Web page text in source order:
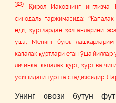
329 Қирол Иаковнинг инглизча
синодаль таржимасида: “Капалак
еди, қуртлардан қолганларини
ўша, Менинг буюк лашкарларим
капалак қуртлари еган ўша йиллар
личинка, капалак қурт, қурт ва
ўсишидаги тўртта стадиясидир.
Унинг овози бутун